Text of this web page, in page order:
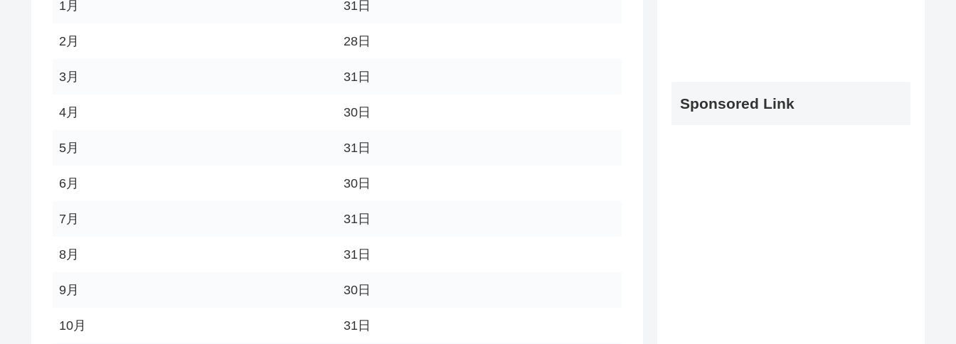
1月 31日
2月 28日
3月 31日
4月 30日
5月 31日
6月 30日
7月 31日
8月 31日
9月 30日
10月 31日
Sponsored Link